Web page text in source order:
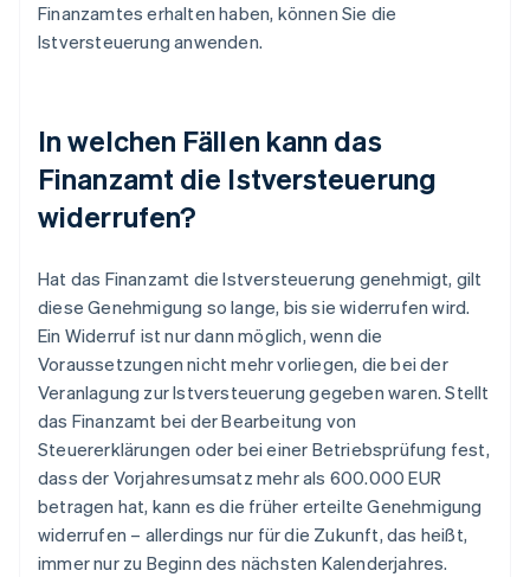
Finanzamtes erhalten haben, können Sie die
Istversteuerung anwenden.
In welchen Fällen kann das
Finanzamt die Istversteuerung
widerrufen?
Hat das Finanzamt die Istversteuerung genehmigt, gilt
diese Genehmigung so lange, bis sie widerrufen wird.
Ein Widerruf ist nur dann möglich, wenn die
Voraussetzungen nicht mehr vorliegen, die bei der
Veranlagung zur Istversteuerung gegeben waren. Stellt
das Finanzamt bei der Bearbeitung von
Steuererklärungen oder bei einer Betriebsprüfung fest,
dass der Vorjahresumsatz mehr als 600.000 EUR
betragen hat, kann es die früher erteilte Genehmigung
widerrufen – allerdings nur für die Zukunft, das heißt,
immer nur zu Beginn des nächsten Kalenderjahres.